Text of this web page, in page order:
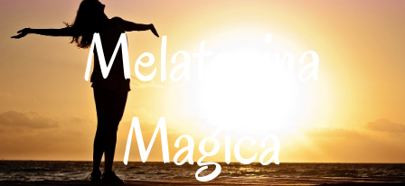
Melatonina
Magica